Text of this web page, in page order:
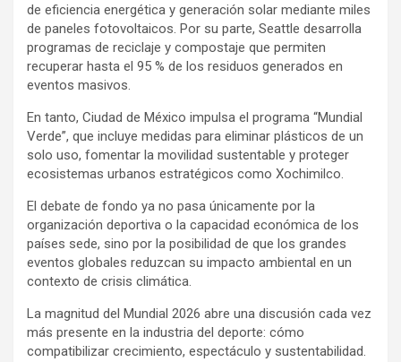
de eficiencia energética y generación solar mediante miles
de paneles fotovoltaicos. Por su parte, Seattle desarrolla
programas de reciclaje y compostaje que permiten
recuperar hasta el 95 % de los residuos generados en
eventos masivos.
En tanto, Ciudad de México impulsa el programa “Mundial
Verde”, que incluye medidas para eliminar plásticos de un
solo uso, fomentar la movilidad sustentable y proteger
ecosistemas urbanos estratégicos como Xochimilco.
El debate de fondo ya no pasa únicamente por la
organización deportiva o la capacidad económica de los
países sede, sino por la posibilidad de que los grandes
eventos globales reduzcan su impacto ambiental en un
contexto de crisis climática.
La magnitud del Mundial 2026 abre una discusión cada vez
más presente en la industria del deporte: cómo
compatibilizar crecimiento, espectáculo y sustentabilidad.